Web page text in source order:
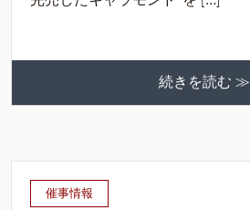
続きを読む ≫
催事情報